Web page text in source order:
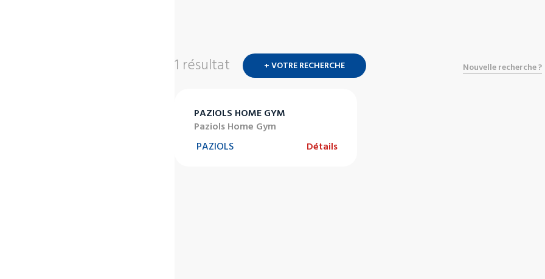
1 résultat + VOTRE RECHERCHE Nouvelle recherche ?
PAZIOLS HOME GYM
Paziols Home Gym
PAZIOLS
Détails